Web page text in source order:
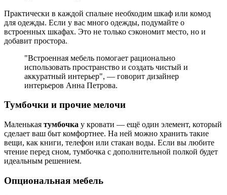
Практически в каждой спальне необходим шкаф или комод
для одежды. Если у вас много одежды, подумайте о
встроенных шкафах. Это не только сэкономит место, но и
добавит простора.
"Встроенная мебель помогает рационально
использовать пространство и создать чистый и
аккуратный интерьер", — говорит дизайнер
интерьеров Анна Петрова.
Тумбочки и прочие мелочи
Маленькая тумбочка у кровати — ещё один элемент, который
сделает ваш быт комфортнее. На ней можно хранить такие
вещи, как книги, телефон или стакан воды. Если вы любите
чтение перед сном, тумбочка с дополнительной полкой будет
идеальным решением.
Опциональная мебель